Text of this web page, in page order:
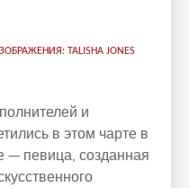
TALISHA JONES
и
в этом чарте в
певица, созданная